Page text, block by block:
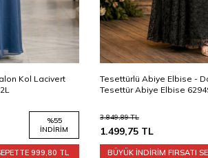
Tesettürlü Abiye Elbise - Dantelli Siyah
Tesettür Abiye Elbise 6294S
3.849,89TL
1.499,75TL
BÜYÜK İNDİRİM FIRSATI SEPETTE1.499,75 TL